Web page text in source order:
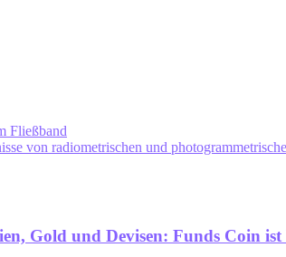
Fließband
von radiometrischen und
Gold und Devisen: Funds Coin